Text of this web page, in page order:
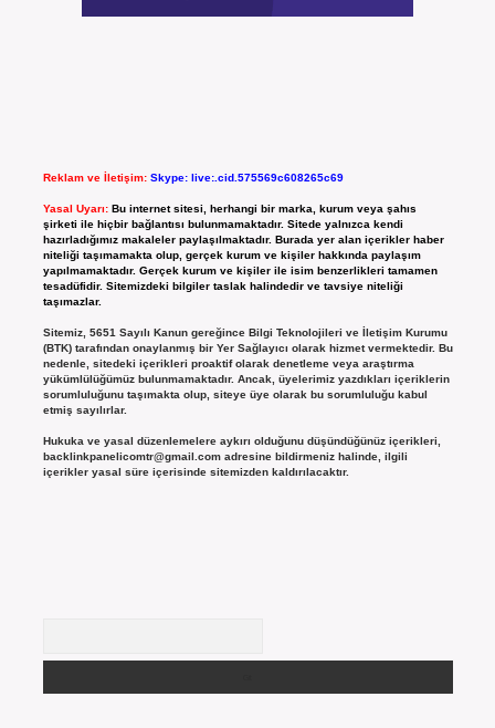
Reklam ve İletişim: Skype: live:.cid.575569c608265c69
Yasal Uyarı: Bu internet sitesi, herhangi bir marka, kurum veya şahıs
şirketi ile hiçbir bağlantısı bulunmamaktadır. Sitede yalnızca kendi
hazırladığımız makaleler paylaşılmaktadır. Burada yer alan içerikler haber
niteliği taşımamakta olup, gerçek kurum ve kişiler hakkında paylaşım
yapılmamaktadır. Gerçek kurum ve kişiler ile isim benzerlikleri tamamen
tesadüfidir. Sitemizdeki bilgiler taslak halindedir ve tavsiye niteliği
taşımazlar.
Sitemiz, 5651 Sayılı Kanun gereğince Bilgi Teknolojileri ve İletişim Kurumu
(BTK) tarafından onaylanmış bir Yer Sağlayıcı olarak hizmet vermektedir. Bu
nedenle, sitedeki içerikleri proaktif olarak denetleme veya araştırma
yükümlülüğümüz bulunmamaktadır. Ancak, üyelerimiz yazdıkları içeriklerin
sorumluluğunu taşımakta olup, siteye üye olarak bu sorumluluğu kabul
etmiş sayılırlar.
Hukuka ve yasal düzenlemelere aykırı olduğunu düşündüğünüz içerikleri,
backlinkpanelicomtr@gmail.comadresine bildirmeniz halinde, ilgili
içerikler yasal süre içerisinde sitemizden kaldırılacaktır.